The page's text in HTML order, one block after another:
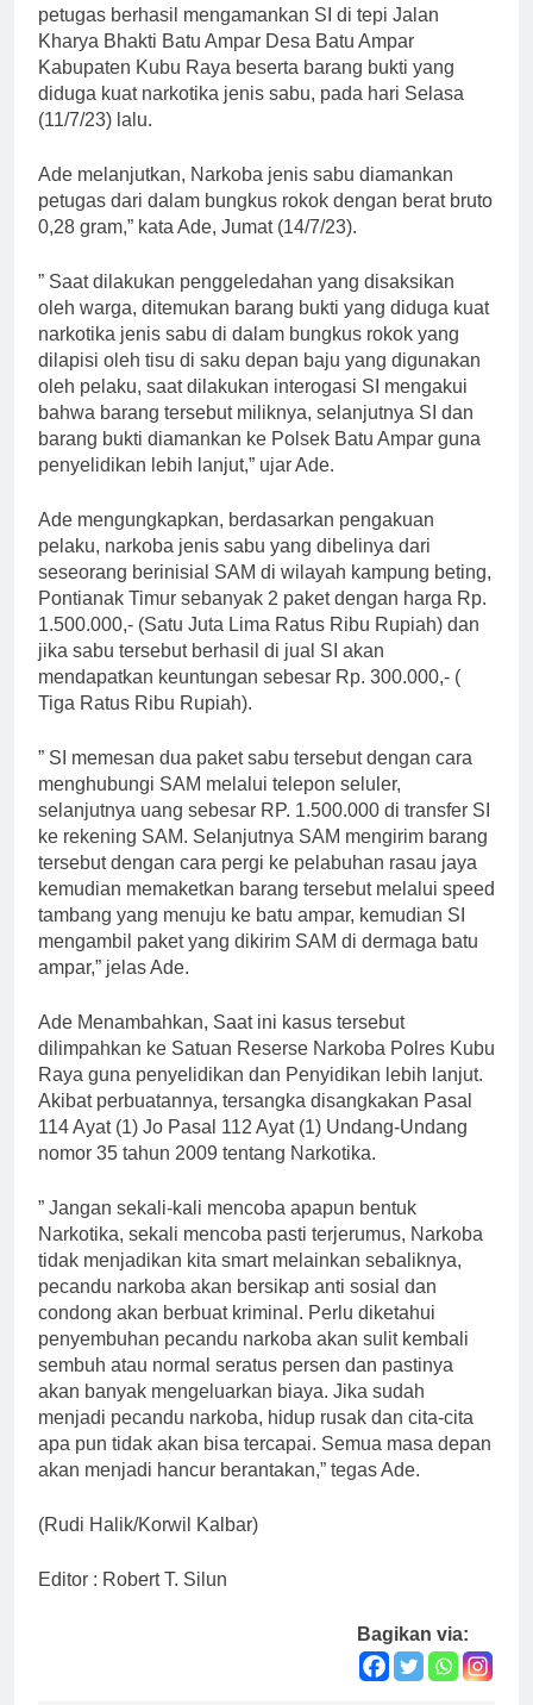
petugas berhasil mengamankan SI di tepi Jalan
Kharya Bhakti Batu Ampar Desa Batu Ampar
Kabupaten Kubu Raya beserta barang bukti yang
diduga kuat narkotika jenis sabu, pada hari Selasa
(11/7/23) lalu.
Ade melanjutkan, Narkoba jenis sabu diamankan
petugas dari dalam bungkus rokok dengan berat bruto
0,28 gram,” kata Ade, Jumat (14/7/23).
” Saat dilakukan penggeledahan yang disaksikan
oleh warga, ditemukan barang bukti yang diduga kuat
narkotika jenis sabu di dalam bungkus rokok yang
dilapisi oleh tisu di saku depan baju yang digunakan
oleh pelaku, saat dilakukan interogasi SI mengakui
bahwa barang tersebut miliknya, selanjutnya SI dan
barang bukti diamankan ke Polsek Batu Ampar guna
penyelidikan lebih lanjut,” ujar Ade.
Ade mengungkapkan, berdasarkan pengakuan
pelaku, narkoba jenis sabu yang dibelinya dari
seseorang berinisial SAM di wilayah kampung beting,
Pontianak Timur sebanyak 2 paket dengan harga Rp.
1.500.000,- (Satu Juta Lima Ratus Ribu Rupiah) dan
jika sabu tersebut berhasil di jual SI akan
mendapatkan keuntungan sebesar Rp. 300.000,- (
Tiga Ratus Ribu Rupiah).
” SI memesan dua paket sabu tersebut dengan cara
menghubungi SAM melalui telepon seluler,
selanjutnya uang sebesar RP. 1.500.000 di transfer SI
ke rekening SAM. Selanjutnya SAM mengirim barang
tersebut dengan cara pergi ke pelabuhan rasau jaya
kemudian memaketkan barang tersebut melalui speed
tambang yang menuju ke batu ampar, kemudian SI
mengambil paket yang dikirim SAM di dermaga batu
ampar,” jelas Ade.
Ade Menambahkan, Saat ini kasus tersebut
dilimpahkan ke Satuan Reserse Narkoba Polres Kubu
Raya guna penyelidikan dan Penyidikan lebih lanjut.
Akibat perbuatannya, tersangka disangkakan Pasal
114 Ayat (1) Jo Pasal 112 Ayat (1) Undang-Undang
nomor 35 tahun 2009 tentang Narkotika.
” Jangan sekali-kali mencoba apapun bentuk
Narkotika, sekali mencoba pasti terjerumus, Narkoba
tidak menjadikan kita smart melainkan sebaliknya,
pecandu narkoba akan bersikap anti sosial dan
condong akan berbuat kriminal. Perlu diketahui
penyembuhan pecandu narkoba akan sulit kembali
sembuh atau normal seratus persen dan pastinya
akan banyak mengeluarkan biaya. Jika sudah
menjadi pecandu narkoba, hidup rusak dan cita-cita
apa pun tidak akan bisa tercapai. Semua masa depan
akan menjadi hancur berantakan,” tegas Ade.
(Rudi Halik/Korwil Kalbar)
Editor : Robert T. Silun
Bagikan via: